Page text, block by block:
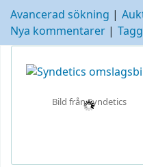
Avancerad sökning
Nya kommentarer
Bild från Syndetics